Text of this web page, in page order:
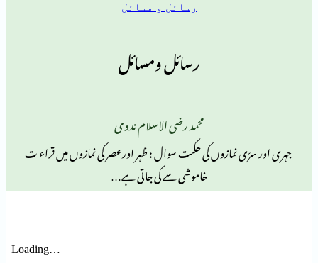
رسائل و مسائل
رسائل ومسائل
محمد رضی الاسلام ندوی
نمازوں کی حکمت سوال : ظہر اورعصر کی نمازوں میں قراء ت
خاموشی سے کی جاتی ہے…